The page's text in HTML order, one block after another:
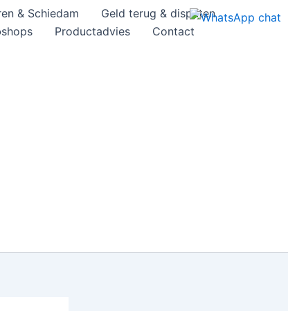
& Schiedam
Geld terug & disputen
Productadvies Contact